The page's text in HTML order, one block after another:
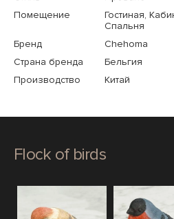
Помещение
Гостиная,
Спальня
Бренд
Chehoma
Страна бренда
Бельгия
Производство
Китай
Flock of birds